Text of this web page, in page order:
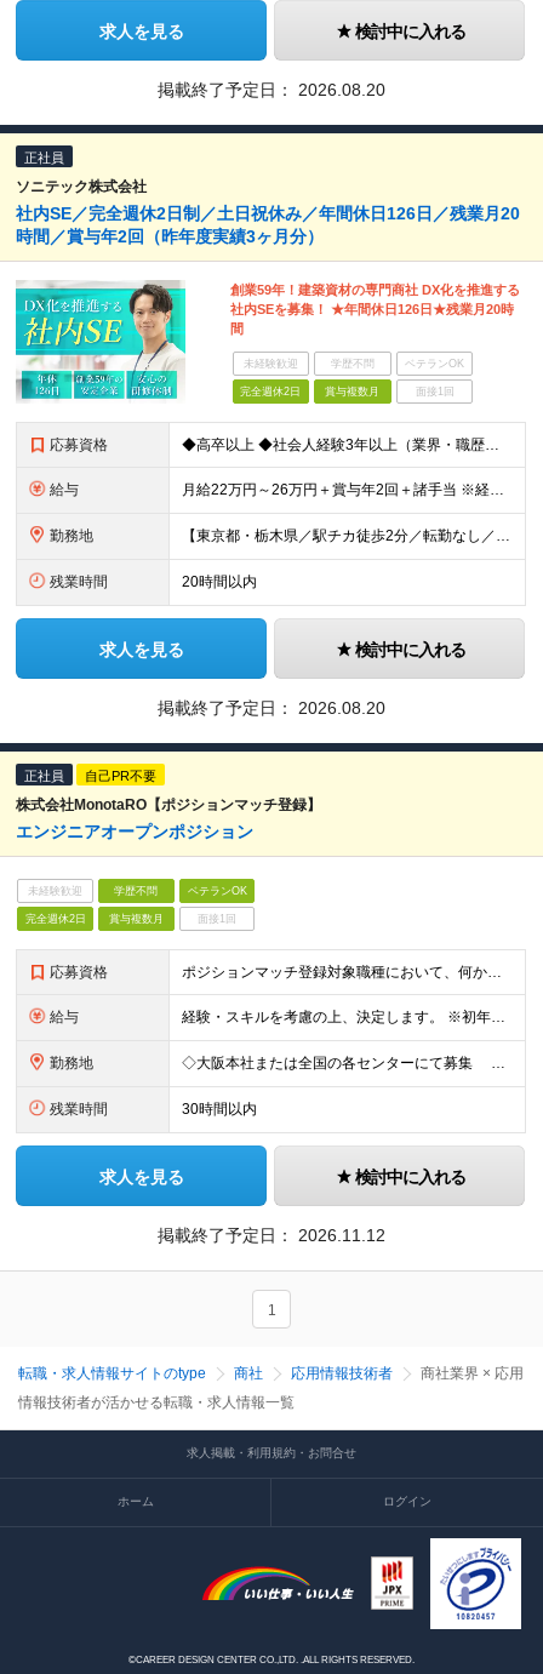
求人を見る 検討中に入れる
掲載終了予定日： 2026.08.20
正社員
ソニテック株式会社
社内SE／完全週休2日制／土日祝休み／年間休日126日／残業月20
時間／賞与年2回（昨年度実績3ヶ月分）
創業59年！建築資材の専門商社 DX化を推進する
社内SEを募集！ ★年間休日126日★残業月20時
間
未経験歓迎 学歴不問 ベテランOK
完全週休2日 賞与複数月 面接1回
応募資格 ◆高卒以上 ◆社会人経験3年以上（業界・職歴不問） ◆プログラミング経験のある方（言語不問）
給与 月給22万円～26万円＋賞与年2回＋諸手当 ※経験、能力を考慮し、当社規定により優遇します 【固定残業代について】 なし（残業代は、実際の労働時間に応じて別途全額支給）
勤務地 【東京都・栃木県／駅チカ徒歩2分／転勤なし／U・Iターン歓迎】 ＜本社＞ 東京都中央区日本橋本町3-9-4 日幸小津ビル4階 ＜受注センター＞ 栃木県宇都宮市西川田3-8-17 カーサ・ベネフィ
残業時間 20時間以内
求人を見る 検討中に入れる
掲載終了予定日： 2026.08.20
正社員 自己PR不要
株式会社MonotaRO【ポジションマッチ登録】
エンジニアオープンポジション
未経験歓迎 学歴不問 ベテランOK
完全週休2日 賞与複数月 面接1回
応募資格 ポジションマッチ登録対象職種において、何かしらの知識・経験を有する方 【活かせる経験・スキル】 ポジションマッチ登録対象職種に関連する知識・経験 ※該当ポジションが数多く存在する為、様々な経験が活か
給与 経験・スキルを考慮の上、決定します。 ※初年度想定年収：年収400万円～1200万円 ※残業代は別途支給いたします。詳細は面接にてご説明いたします。 ※試用期間3ヵ月あり。 試用期間中の待遇変更や雇
勤務地 ◇大阪本社または全国の各センターにて募集 転勤は当面の間ありません。 【本社】 大阪府大阪市北区梅田3-2-2 JPタワー大阪 22F 【東京オフィス】 東京都港区赤坂2丁目17番22号 赤坂ト
残業時間 30時間以内
求人を見る 検討中に入れる
掲載終了予定日： 2026.11.12
1
転職・求人情報サイトのtype 商社 応用情報技術者
商社業界 × 応用
情報技術者が活かせる転職・求人情報一覧
求人掲載・利用規約・お問合せ
ホーム ログイン
©CAREER DESIGN CENTER CO.,LTD. .ALL RIGHTS RESERVED.